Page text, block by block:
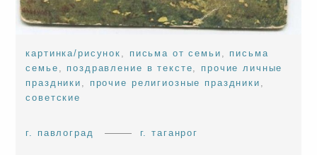
картинка/рисунок , письма от семьи , письма
семье , поздравление в тексте, прочие личные
праздники , прочие религиозные праздники ,
советские
г. павлоград г. таганрог